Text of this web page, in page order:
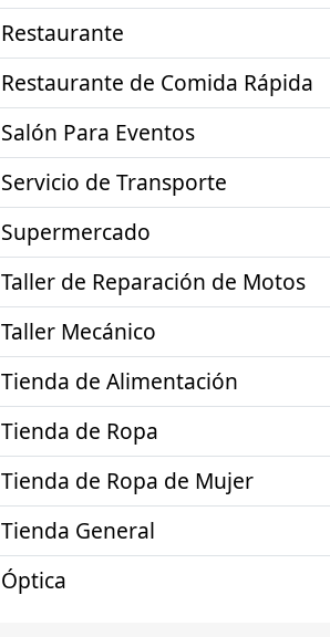
Restaurante
Restaurante de Comida Rápida
Salón Para Eventos
Servicio de Transporte
Supermercado
Taller de Reparación de Motos
Taller Mecánico
Tienda de Alimentación
Tienda de Ropa
Tienda de Ropa de Mujer
Tienda General
Óptica